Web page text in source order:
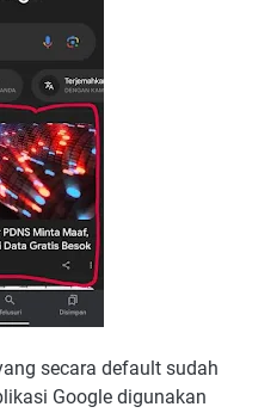
secara default sudah
Google digunakan